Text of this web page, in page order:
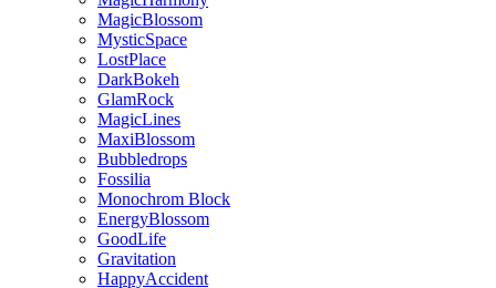
MagicBlossom
MysticSpace
LostPlace
DarkBokeh
GlamRock
MagicLines
MaxiBlossom
Bubbledrops
Fossilia
Monochrom Block
EnergyBlossom
GoodLife
Gravitation
HappyAccident